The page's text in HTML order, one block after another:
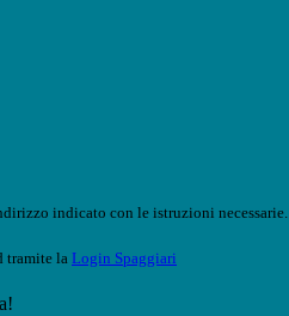
indicato con le istruzioni necessarie.
tramite la Login Spaggiari